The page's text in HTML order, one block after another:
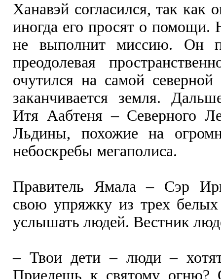
Ханавэй согласился, так как
иногда его просят о помощи.
не выполнит миссию. Он
преодолевая
очутился на самой
заканчивается земля.
Итя Aабтеня – Северного
Льдины, похожие на
небоскребы мегаполиса.
Правитель Ямала – Сэр
свою упряжку из трех
услышать людей. Вестник
– Твои дети – люди –
Приедешь к святому огню?